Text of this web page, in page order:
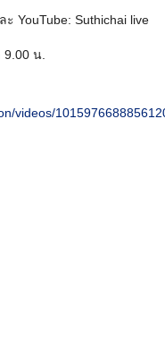
YouTube: Suthichai live
น.
videos/